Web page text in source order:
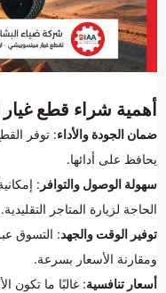
أهمية شراء قطع غيار
ضمان الجودة والأداء: توفر
يحافظ على أدائها.
سهولة الوصول والتوافر :
الحاجة لزيارة المتاجر التقليدية.
توفير الوقت والجهد: التسوق
ومقارنة الأسعار بسرعة.
أسعار تنافسية: غالبًا ما تكون